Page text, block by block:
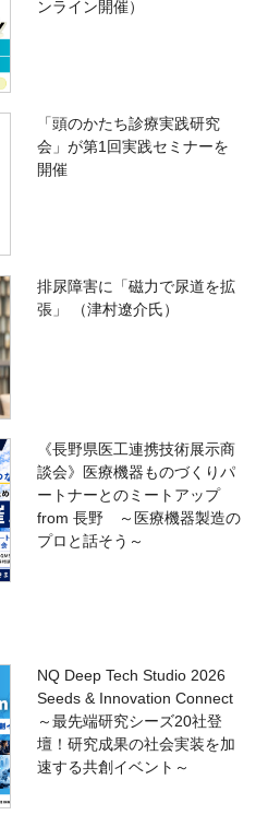
ンライン開催）
「頭のかたち診療実践研究
会」が第1回実践セミナーを
開催
排尿障害に「磁力で尿道を拡
張」 （津村遼介氏）
《長野県医工連携技術展示商
談会》医療機器ものづくりパ
ートナーとのミートアップ
from 長野 ～医療機器製造の
プロと話そう～
NQ Deep Tech Studio 2026
Seeds & Innovation Connect
～最先端研究シーズ20社登
壇！研究成果の社会実装を加
速する共創イベント～